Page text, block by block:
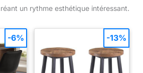
un rythme esthétique intéressant.
-6% -13%